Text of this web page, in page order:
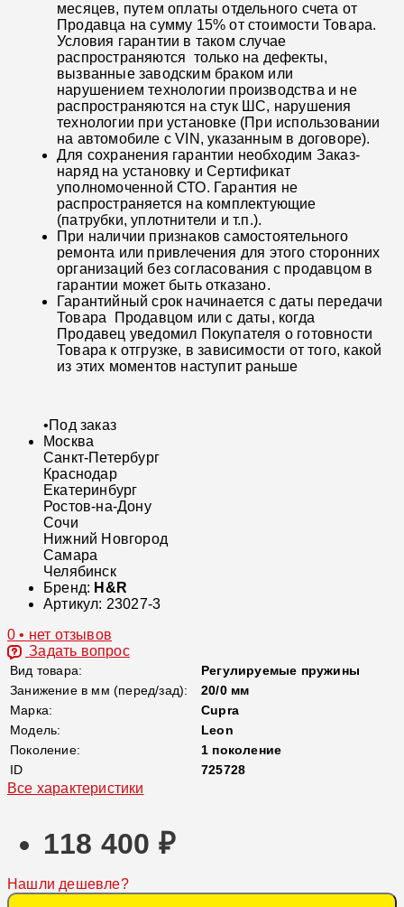
месяцев, путем оплаты отдельного счета от
Продавца на сумму 15% от стоимости Товара.
Условия гарантии в таком случае
распространяются только на дефекты,
вызванные заводским браком или
нарушением технологии производства и не
распространяются на стук ШС, нарушения
технологии при установке (При использовании
на автомобиле с VIN, указанным в договоре).
Для сохранения гарантии необходим Заказ-
наряд на установку и Сертификат
уполномоченной СТО. Гарантия не
распространяется на комплектующие
(патрубки, уплотнители и т.п.).
При наличии признаков самостоятельного
ремонта или привлечения для этого сторонних
организаций без согласования с продавцом в
гарантии может быть отказано.
Гарантийный срок начинается с даты передачи
Товара Продавцом или с даты, когда
Продавец уведомил Покупателя о готовности
Товара к отгрузке, в зависимости от того, какой
из этих моментов наступит раньше
•Под заказ
Москва
Санкт-Петербург
Краснодар
Екатеринбург
Ростов-на-Дону
Сочи
Нижний Новгород
Самара
Челябинск
Бренд: H&R
Артикул: 23027-3
0 • нет отзывов
Задать вопрос
Вид товара:
Регулируемые пружины
Занижение в мм (перед/зад):
20/0 мм
Марка:
Cupra
Модель:
Leon
Поколение:
1 поколение
ID
725728
Все характеристики
118 400 ₽
Нашли дешевле?